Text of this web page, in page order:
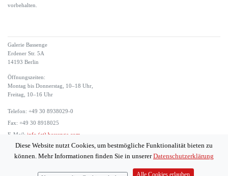
vorbehalten.
Galerie Bassenge
Erdener Str. 5A
14193 Berlin
Öffnungszeiten:
Montag bis Donnerstag, 10–18 Uhr,
Freitag, 10–16 Uhr
Telefon: +49 30 8938029-0
Fax: +49 30 8918025
E-Mail: info (at) bassenge.com
Diese Website nutzt Cookies, um bestmögliche Funktionalität bieten zu
können. Mehr Informationen finden Sie in unsererDatenschutzerklärung